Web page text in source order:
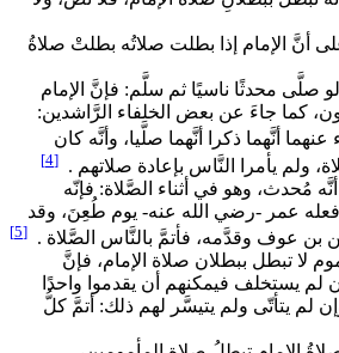
أنَّ الإمام إذا بطلت صلاتُه بطلتْ صلاةُ
صلَّى محدثًا ناسيًا ثم سلَّم: فإنَّ الإمام
كما جاءَ عن بعض الخلفاء الرَّاشدين:
عنهما أنَّهما ذكرا أنَّهما صلَّيا، وأنَّه كان
ولم يأمرا النَّاس بإعادة صلاتهم . [4]
مُحدث، وهو في أثناء الصَّلاة: فإنّه
عمر -رضي الله عنه- يوم طُعِنَ، وقد
بن عوف وقدَّمه، فأتمَّ بالنَّاس الصَّلاة . [5]
لا تبطل ببطلان صلاة الإمام، فإنَّ
لم يستخلف فيمكنهم أن يقدموا واحدًا
لم يتأتّى ولم يتيسَّر لهم ذلك: أتمَّ كلُّ